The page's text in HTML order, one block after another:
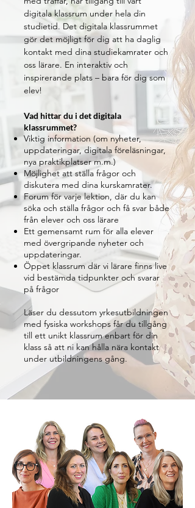
digitala klassrum under hela din
studietid. Det digitala klassrummet
gör det möjligt för dig att ha daglig
kontakt med dina studiekamrater och
oss lärare. En interaktiv och
inspirerande plats – bara för dig som
elev!
Vad hittar du i det digitala
klassrummet?
Viktig information (om nyheter,
uppdateringar, digitala föreläsningar,
nya praktikplatser m.m.)
Möjlighet att ställa frågor och
diskutera med dina kurskamrater.
Forum för varje lektion, där du kan
söka och ställa frågor och få svar både
från elever och oss lärare
Ett gemensamt rum för alla elever
med övergripande nyheter och
uppdateringar.
Öppet klassrum där vi lärare finns live
vid bestämda tidpunkter och svarar
på frågor
Läser du dessutom yrkesutbildningen
med fysiska workshops får du tillgång
till ett unikt klassrum enbart för din
klass så att ni kan hålla nära kontakt
under utbildningens gång.